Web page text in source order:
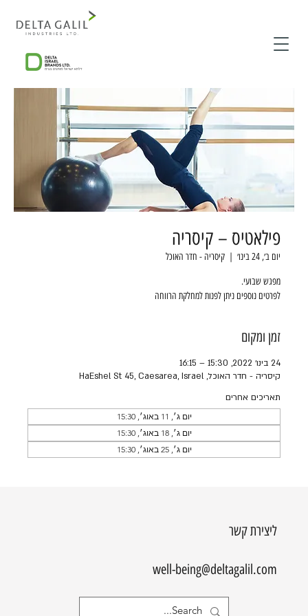
פילאטיס – קיסריה
יום ב׳, 24 בינו׳
  |
קיסריה - חדר האוכל
לפרטים נוספים ניתן לפנות למחלקת הרווחה
זמן ומקום
24 בינו׳ 2022, 15:30 – 16:15
קיסריה - חדר האוכל, HaEshel St 45, Caesarea, Israel
תאריכים אחרים
יום ג׳, 11 באוג׳, 15:30
יום ג׳, 18 באוג׳, 15:30
יום ג׳, 25 באוג׳, 15:30
ליצירת קשר
well-being@deltagalil.com